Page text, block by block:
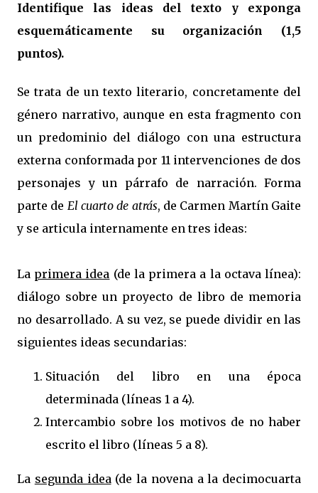
Identifique las ideas del texto y exponga
esquemáticamente su organización (1,5
puntos).
Se trata de un texto literario, concretamente del
género narrativo, aunque en esta fragmento con
un predominio del diálogo con una estructura
externa conformada por 11 intervenciones de dos
personajes y un párrafo de narración. Forma
parte de El cuarto de atrás, de Carmen Martín Gaite
y se articula internamente en tres ideas:
La primera idea (de la primera a la octava línea):
diálogo sobre un proyecto de libro de memoria
no desarrollado. A su vez, se puede dividir en las
siguientes ideas secundarias:
Situación del libro en una época
determinada (líneas 1 a 4).
Intercambio sobre los motivos de no haber
escrito el libro (líneas 5 a 8).
La segunda idea (de la novena a la decimocuarta